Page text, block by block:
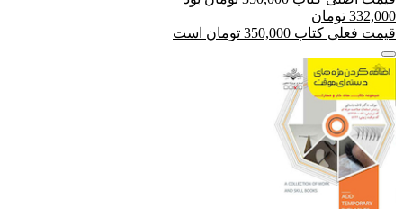
332,000 تومان
قیمت فعلی کتاب 350,000 تومان است